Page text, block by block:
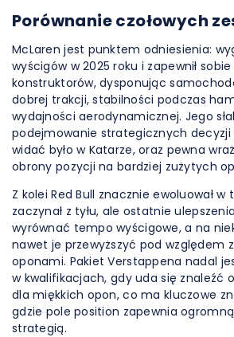
Porównanie czołowych
McLaren jest punktem odniesienia:
wyścigów w 2025 roku i zapewnił
konstruktorów, dysponując
dobrej trakcji, stabilności podczas
wydajności aerodynamicznej. Jego
podejmowanie strategicznych decyzji
widać było w Katarze, oraz pewna
obrony pozycji na bardziej zużytych
Z kolei Red Bull znacznie ewoluował w
zaczynał z tyłu, ale ostatnie
wyrównać tempo wyścigowe, a na
nawet je przewyższyć pod względem
oponami. Pakiet Verstappena nadal
w kwalifikacjach, gdy uda się znaleźć
dla miękkich opon, co ma kluczowe
gdzie pole position zapewnia
strategią.